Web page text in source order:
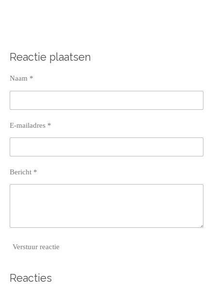
Reactie plaatsen
Naam *
E-mailadres *
Bericht *
Verstuur reactie
Reacties